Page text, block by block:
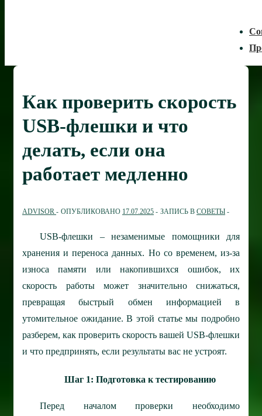
Как проверить скорость
USB-флешки и что
делать, если она
работает медленно
ADVISOR ОПУБЛИКОВАНО 17.07.2025 ЗАПИСЬ В СОВЕТЫ
USB-флешки – незаменимые помощники для
хранения и переноса данных. Но со временем, из-за
износа памяти или накопившихся ошибок, их
скорость работы может значительно снижаться,
превращая быстрый обмен информацией в
утомительное ожидание. В этой статье мы подробно
разберем, как проверить скорость вашей USB-флешки
и что предпринять, если результаты вас не устроят.
Шаг 1: Подготовка к тестированию
Перед началом проверки необходимо